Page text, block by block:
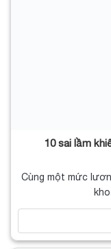
10 sai lầm
Cùng một mức